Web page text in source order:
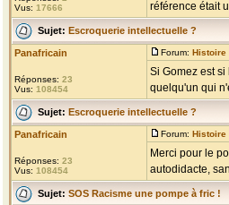
Vus: 17666
référence était
Sujet: Escroquerie intellectuelle ?
Panafricain
Réponses: 23
Vus: 108454
Forum: Histoire
Si Gomez est
quelqu'un qui
Sujet: Escroquerie intellectuelle ?
Panafricain
Réponses: 23
Vus: 108454
Forum: Histoire
Merci pour le
autodidacte,
Sujet: SOS Racisme une pompe à fric !